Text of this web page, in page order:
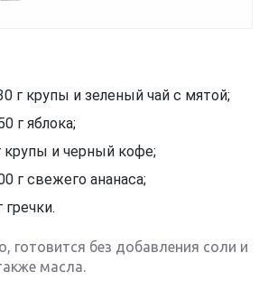
г крупы и зеленый чай с мятой;
г яблока;
крупы и черный кофе;
г свежего ананаса;
готовится без добавления соли и
масла.